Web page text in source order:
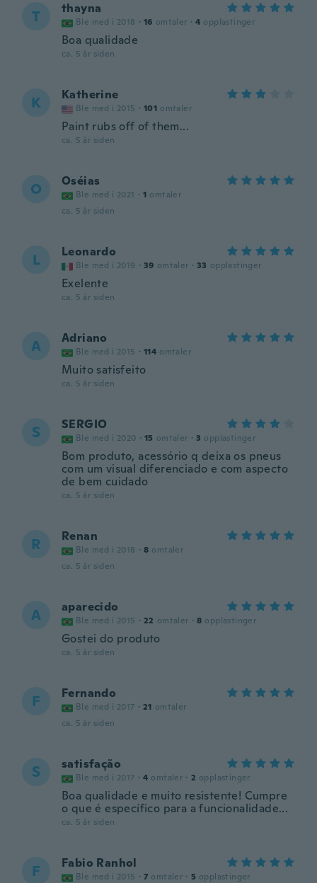
T thayna
Ble med i 2018 · 16 omtaler · 4 opplastinger
Boa qualidade
ca. 5 år siden
K Katherine
Ble med i 2015 · 101 omtaler
Paint rubs off of them...
ca. 5 år siden
O Oséias
Ble med i 2021 · 1 omtaler
ca. 5 år siden
L Leonardo
Ble med i 2019 · 39 omtaler · 33 opplastinger
Exelente
ca. 5 år siden
A Adriano
Ble med i 2015 · 114 omtaler
Muito satisfeito
ca. 5 år siden
S SERGIO
Ble med i 2020 · 15 omtaler · 3 opplastinger
Bom produto, acessório q deixa os pneus
com um visual diferenciado e com aspecto
de bem cuidado
ca. 5 år siden
R Renan
Ble med i 2018 · 8 omtaler
ca. 5 år siden
A aparecido
Ble med i 2015 · 22 omtaler · 8 opplastinger
Gostei do produto
ca. 5 år siden
F Fernando
Ble med i 2017 · 21 omtaler
ca. 5 år siden
S satisfação
Ble med i 2017 · 4 omtaler · 2 opplastinger
Boa qualidade e muito resistente! Cumpre
o que é específico para a funcionalidade...
ca. 5 år siden
F Fabio Ranhol
Ble med i 2015 · 7 omtaler · 5 opplastinger